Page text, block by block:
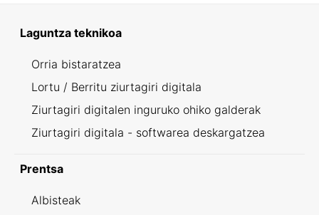
Laguntza teknikoa
Orria bistaratzea
Lortu / Berritu ziurtagiri digitala
Ziurtagiri digitalen inguruko ohiko galderak
Ziurtagiri digitala - softwarea deskargatzea
Prentsa
Albisteak